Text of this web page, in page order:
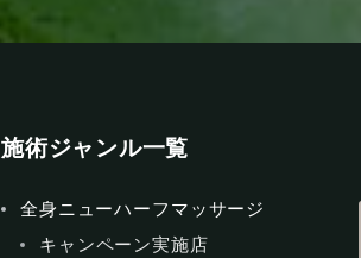
施術ジャンル一覧
全身ニューハーフマッサージ
キャンペーン実施店